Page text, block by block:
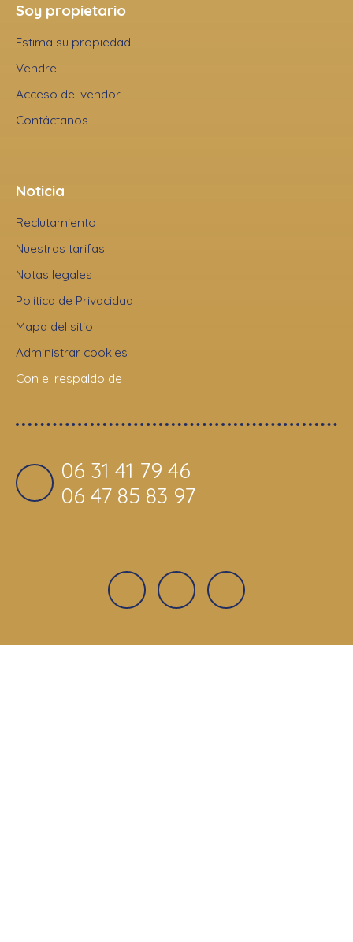
Soy propietario
Estima su propiedad
Vendre
Acceso del vendor
Contáctanos
Noticia
Reclutamiento
Nuestras tarifas
Notas legales
Política de Privacidad
Mapa del sitio
Administrar cookies
Con el respaldo de
06 31 41 79 46
06 47 85 83 97